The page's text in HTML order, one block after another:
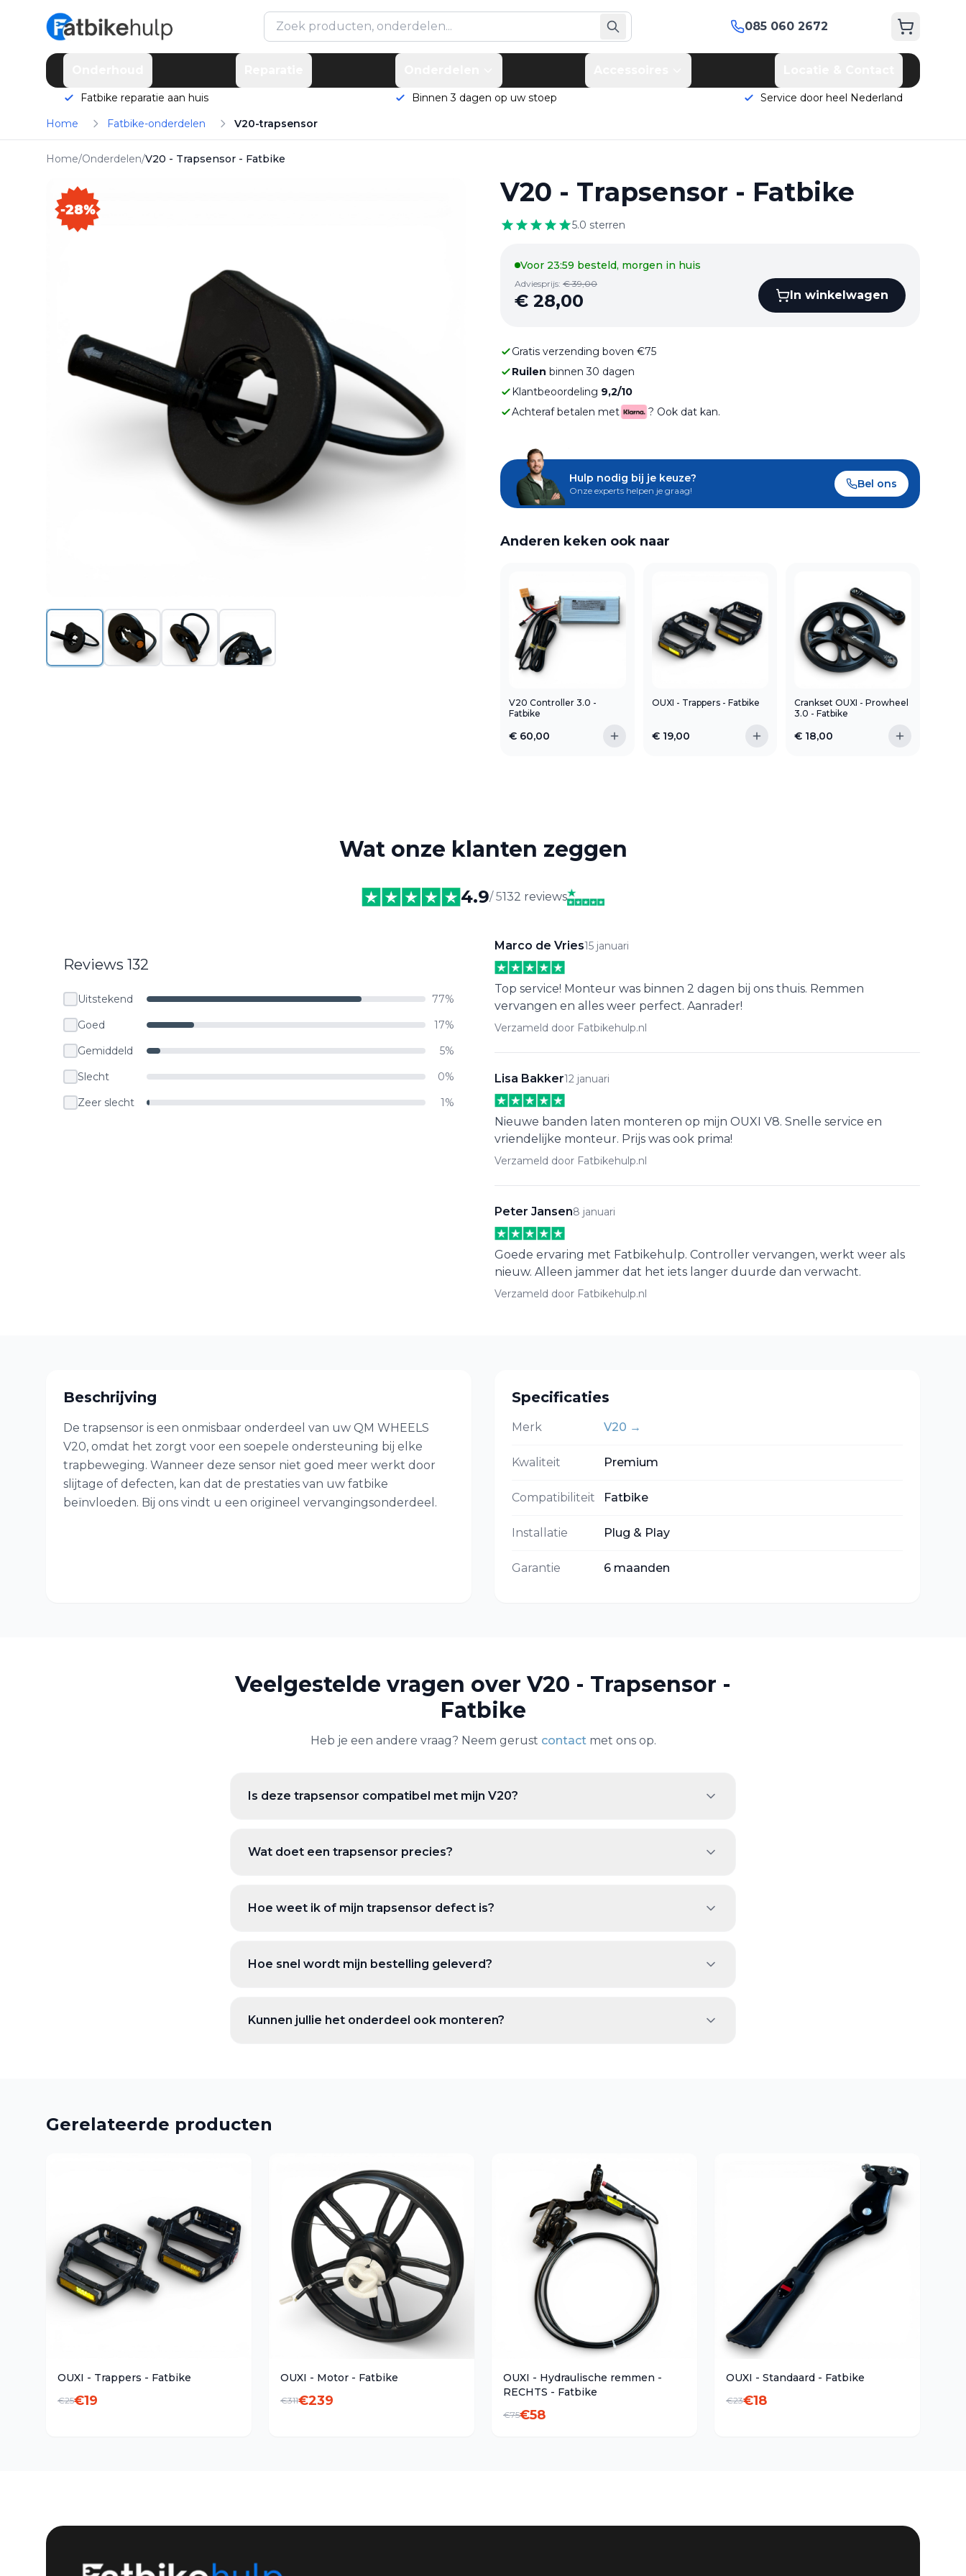
085 060 2672
Fatbike reparatie aan huis Binnen 3 dagen op uw stoep
Service door heel Nederland
Home
Fatbike-onderdelen V20-trapsensor
Toegevoegd!
Product is toegevoegd aan je
Home/Onderdelen/V20 - Trapsensor - Fatbike
-28%
V20 - Trapsensor - Fatbike
5.0 sterren
Voor 23:59 besteld, morgen in huis
Adviesprijs: €39,00
€ 28,00 In winkelwagen
Gratis verzending boven €75
Ruilen binnen 30 dagen
Klantbeoordeling 9,2/10
Achteraf betalen met
? Ook dat kan.
Hulp nodig bij je keuze?
Onze experts helpen je graag!
Bel ons
Anderen keken ook naar
V20 Controller 3.0 -
Fatbike
€ 60,00
OUXI - Trappers - Fatbike
€ 19,00
Crankset OUXI - Prowheel
3.0 - Fatbike
€ 18,00
Wat onze klanten zeggen
4.9/ 5132 reviews
Reviews 132
Uitstekend
77%
Goed
17%
Gemiddeld
5%
Slecht
0%
Zeer slecht
1%
Marco de Vries15 januari
Top service! Monteur was binnen 2 dagen bij ons thuis. Remmen
vervangen en alles weer perfect. Aanrader!
Verzameld door Fatbikehulp.nl
Lisa Bakker12 januari
Nieuwe banden laten monteren op mijn OUXI V8. Snelle service en
vriendelijke monteur. Prijs was ook prima!
Verzameld door Fatbikehulp.nl
Peter Jansen8 januari
Goede ervaring met Fatbikehulp. Controller vervangen, werkt weer als
nieuw. Alleen jammer dat het iets langer duurde dan verwacht.
Verzameld door Fatbikehulp.nl
Beschrijving
De trapsensor is een onmisbaar onderdeel van uw QM WHEELS
V20, omdat het zorgt voor een soepele ondersteuning bij elke
trapbeweging. Wanneer deze sensor niet goed meer werkt door
slijtage of defecten, kan dat de prestaties van uw fatbike
beïnvloeden. Bij ons vindt u een origineel vervangingsonderdeel.
Specificaties
Merk V20 →
Kwaliteit Premium
Compatibiliteit Fatbike
Installatie Plug & Play
Garantie 6 maanden
Veelgestelde vragen over V20 - Trapsensor -
Fatbike
Heb je een andere vraag? Neem gerust contactmet ons op.
Is deze trapsensor compatibel met mijn V20?
Wat doet een trapsensor precies?
Hoe weet ik of mijn trapsensor defect is?
Hoe snel wordt mijn bestelling geleverd?
Kunnen jullie het onderdeel ook monteren?
Gerelateerde producten
OUXI - Trappers - Fatbike
€25€19
OUXI - Motor - Fatbike
€311€239
OUXI - Hydraulische remmen -
RECHTS - Fatbike
€75€58
OUXI - Standaard - Fatbike
€23€18